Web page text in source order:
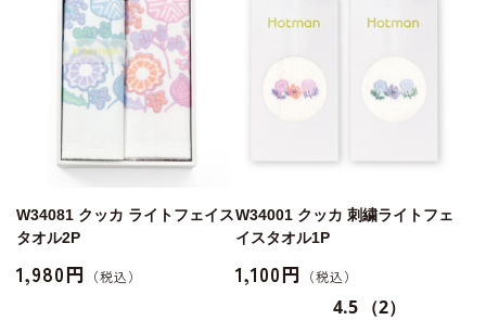
W34081 クッカ ライトフェイス
タオル2P
1,980円
W34001 クッカ 刺繍ライトフェ
イスタオル1P
1,100円
4.5 （2）